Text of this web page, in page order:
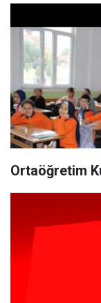
Ortaöğretim